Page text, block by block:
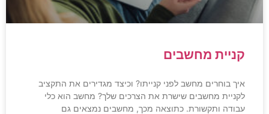
קניית מחשבים
איך בוחרים מחשב לפני קנייתו? וכיצד מגדירים את התקציב
לקניית מחשבים שישרת את הצרכים שלך? מחשב הוא כלי
עבודה ותקשורת. כתוצאה מכך, מחשבים נמצאים גם